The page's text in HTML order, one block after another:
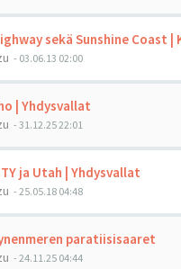
sekä Sunshine Coast |
- 03.06.13 02:00
| Yhdysvallat
- 31.12.25 22:01
ja Utah | Yhdysvallat
- 25.05.18 04:48
paratiisisaaret
- 24.11.25 04:44